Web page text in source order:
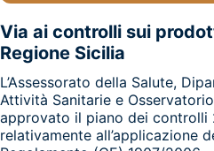
Via ai controlli sui
Regione Sicilia
L’Assessorato della Salute,
Attività Sanitarie e
approvato il piano dei
relativamente all’applicazione